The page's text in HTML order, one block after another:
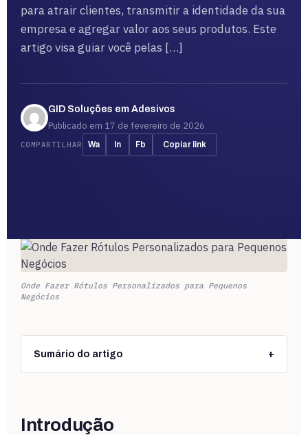
para atrair clientes, transmitir a identidade da sua
empresa e agregar valor aos seus produtos. Este
artigo visa guiar você pelas […]
GID Soluções em Adesivos
Publicado em 17 de fevereiro de 2026
COMPARTILHAR Wa In Fb Copiar link
Onde Fazer Rótulos Personalizados para Pequenos
Negócios
Sumário do artigo +
Introdução